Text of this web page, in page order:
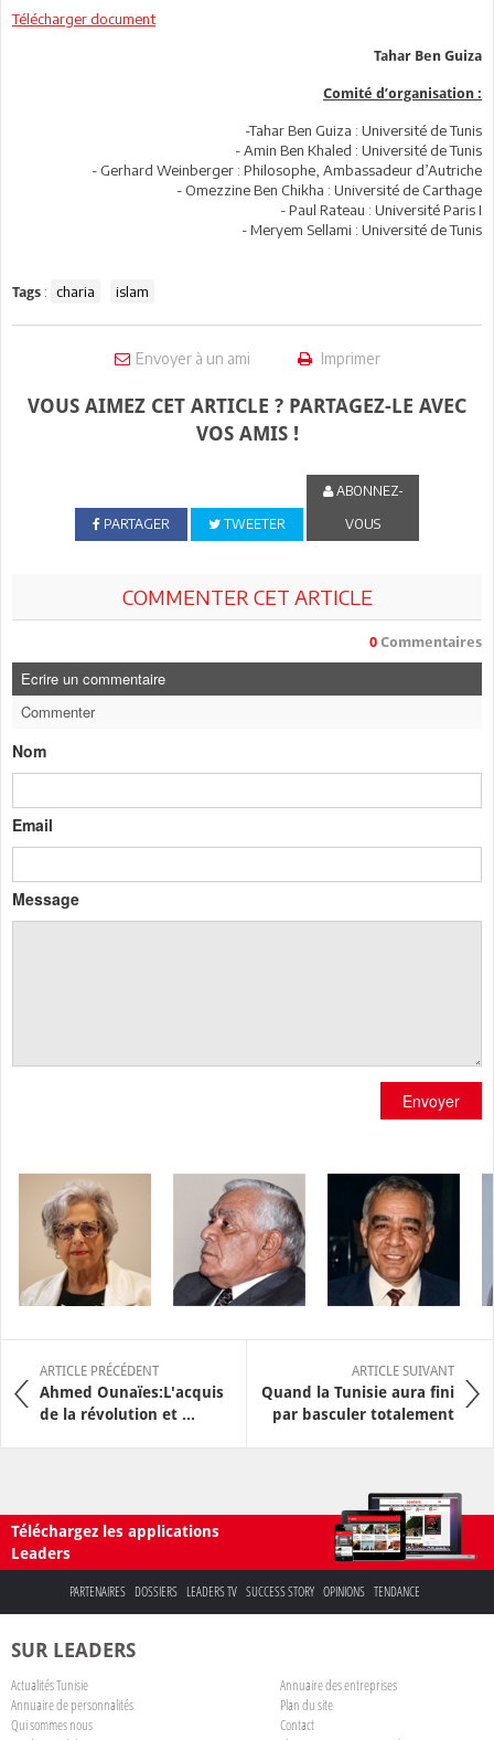
Télécharger document
Tahar Ben Guiza
Comité d’organisation :
-Tahar Ben Guiza : Université de Tunis
- Amin Ben Khaled : Université de Tunis
- Gerhard Weinberger : Philosophe, Ambassadeur d’Autriche
- Omezzine Ben Chikha : Université de Carthage
- Paul Rateau : Université Paris I
- Meryem Sellami : Université de Tunis
Tags : charia islam
Envoyer à un ami Imprimer
VOUS AIMEZ CET ARTICLE ? PARTAGEZ-LE AVEC
VOS AMIS !
PARTAGER TWEETER
ABONNEZ-
VOUS
COMMENTER CET ARTICLE
0 Commentaires
Ecrire un commentaire
Commenter
Nom
Email
Message
Envoyer
ARTICLE PRÉCÉDENT
Ahmed Ounaïes:L'acquis
de la révolution et ...
ARTICLE SUIVANT
Quand la Tunisie aura fini
par basculer totalement
Téléchargez les applications
Leaders
PARTENAIRES DOSSIERS LEADERS TV SUCCESS STORY OPINIONS TENDANCE
SUR LEADERS
Actualités Tunisie
Annuaire des entreprises
Annuaire de personnalités
Plan du site
Qui sommes nous
Contact